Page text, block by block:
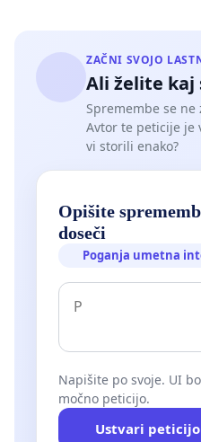
ZAČNI SVOJO
Ali želite
Spremembe se
Avtor te peticije je
vi storili enako?
Opišite
doseči
Poganja umetna
Napišite po svoje. UI
močno peticijo.
Ustvari peticijo